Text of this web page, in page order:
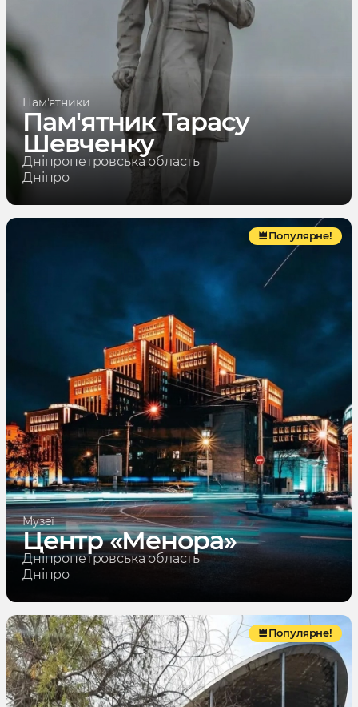
Пам'ятники
Пам'ятник Тарасу
Шевченку
Дніпропетровська область
Дніпро
Популярне!
Музеї
Центр «Менора»
Дніпропетровська область
Дніпро
Популярне!